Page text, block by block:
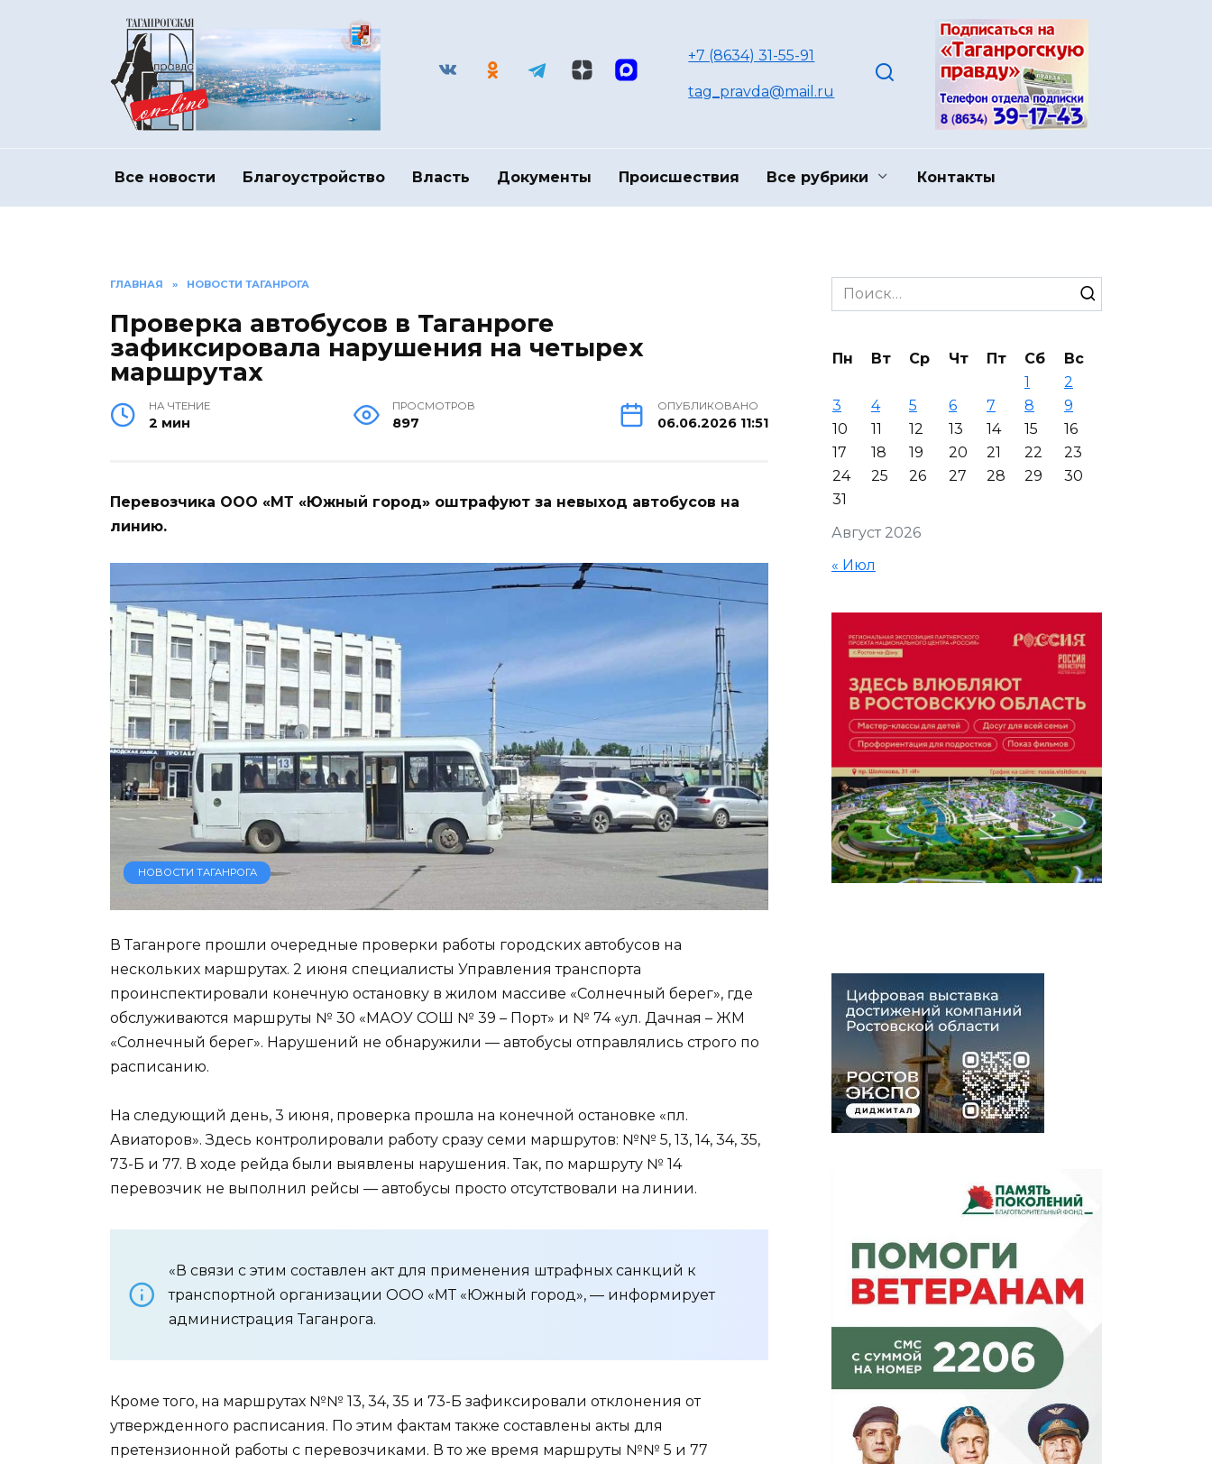
+7 (8634) 31-55-91
tag_pravda@mail.ru
Все новости Благоустройство Власть Документы Происшествия Все рубрики Контакты
ГЛАВНАЯ » НОВОСТИ ТАГАНРОГА
Проверка автобусов в Таганроге
зафиксировала нарушения на четырех
маршрутах
НА ЧТЕНИЕ
2 мин
ПРОСМОТРОВ
897
ОПУБЛИКОВАНО
06.06.2026 11:51
Перевозчика ООО «МТ «Южный город» оштрафуют за невыход автобусов на
линию.
НОВОСТИ ТАГАНРОГА
В Таганроге прошли очередные проверки работы городских автобусов на
нескольких маршрутах. 2 июня специалисты Управления транспорта
проинспектировали конечную остановку в жилом массиве «Солнечный берег», где
обслуживаются маршруты № 30 «МАОУ СОШ № 39 – Порт» и № 74 «ул. Дачная – ЖМ
«Солнечный берег». Нарушений не обнаружили — автобусы отправлялись строго по
расписанию.
На следующий день, 3 июня, проверка прошла на конечной остановке «пл.
Авиаторов». Здесь контролировали работу сразу семи маршрутов: №№ 5, 13, 14, 34, 35,
73-Б и 77. В ходе рейда были выявлены нарушения. Так, по маршруту № 14
перевозчик не выполнил рейсы — автобусы просто отсутствовали на линии.
«В связи с этим составлен акт для применения штрафных санкций к
транспортной организации ООО «МТ «Южный город», — информирует
администрация Таганрога.
Кроме того, на маршрутах №№ 13, 34, 35 и 73-Б зафиксировали отклонения от
утвержденного расписания. По этим фактам также составлены акты для
претензионной работы с перевозчиками. В то же время маршруты №№ 5 и 77
Search
for:
Август 2026
Пн Вт Ср Чт Пт Сб
Вс
1
2
3
4 5 6 7 8
9
10
11 12 13 14 15
16
17
18 19 20 21 22
23
24
25 26 27 28 29
30
31
« Июл